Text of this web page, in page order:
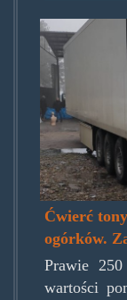
Ćwierć
ogórków.
Prawie
wartości